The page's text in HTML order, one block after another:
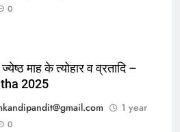
0
माह के त्योहार व व्रतादि –
2025
1 year
0